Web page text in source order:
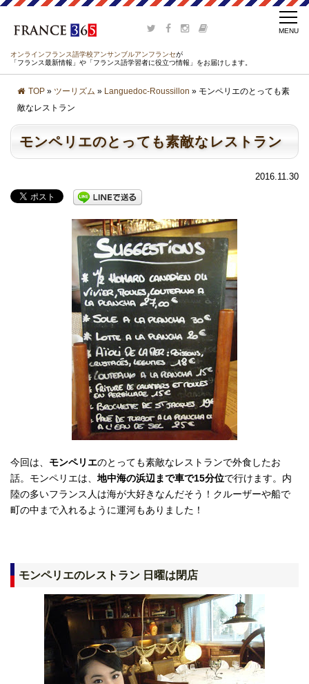
オンラインフランス語学校アンサンブルアンフランセが
「フランス最新情報」や「フランス語学習者に役立つ情報」をお届けします。
TOP » ツーリズム » Languedoc-Roussillon » モンペリエのとっても素
敵なレストラン
モンペリエのとっても素敵なレストラン
2016.11.30
今回は、 モンペリエのとっても素敵なレストランで外食したお
話。モンペリエは、 地中海の浜辺まで車で15分位で行けます。内
陸の多いフランス人は海が大好きなんだそう！クルーザーや船で
町の中まで入れるように運河もありました！
モンペリエのレストラン 日曜は閉店